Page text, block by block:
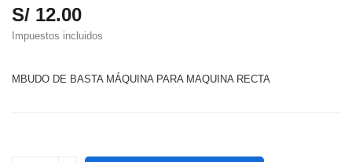
S/ 12.00
Impuestos incluidos
MBUDO DE BASTA MÁQUINA PARA MAQUINA RECTA